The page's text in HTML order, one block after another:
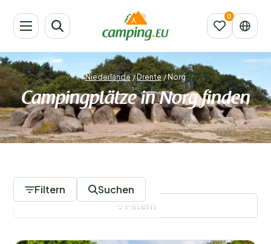
Niederlande/Drente/ Norg
Campingplätze in Norg finden
Filtern Suchen
Filtern